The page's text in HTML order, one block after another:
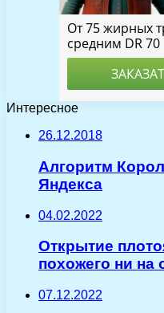
Интересное
26.12.2018
Алгоритм
Яндекса
04.02.2022
Открытие
похожего ни на
07.12.2022